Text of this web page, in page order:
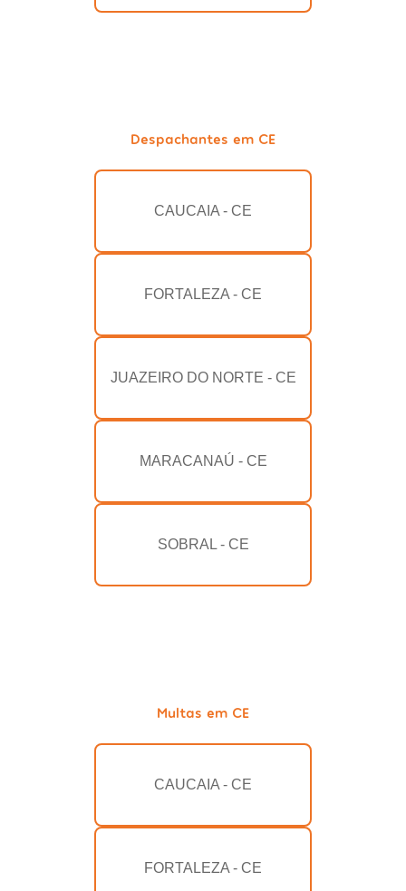
Despachantes em CE
CAUCAIA - CE
FORTALEZA - CE
JUAZEIRO DO NORTE - CE
MARACANAÚ - CE
SOBRAL - CE
Multas em CE
CAUCAIA - CE
FORTALEZA - CE